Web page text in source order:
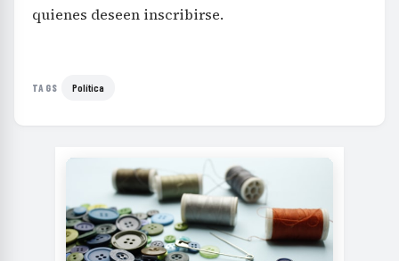
quienes deseen inscribirse.
TAGS Política